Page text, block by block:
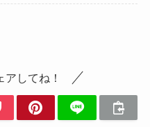
アしてね！